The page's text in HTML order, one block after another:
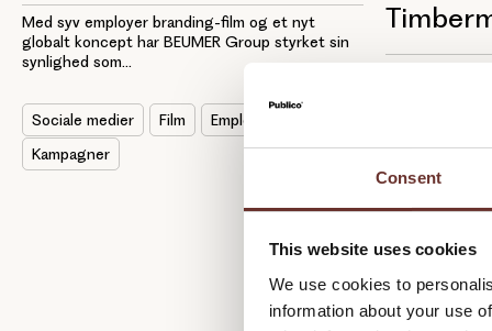
Consent
This website uses cookies
We use cookies to
information about your use
Med syv employer branding-film og et nyt
globalt koncept har BEUMER Group styrket sin
synlighed som...
Sociale medier Film
Employer Branding
Kampagner